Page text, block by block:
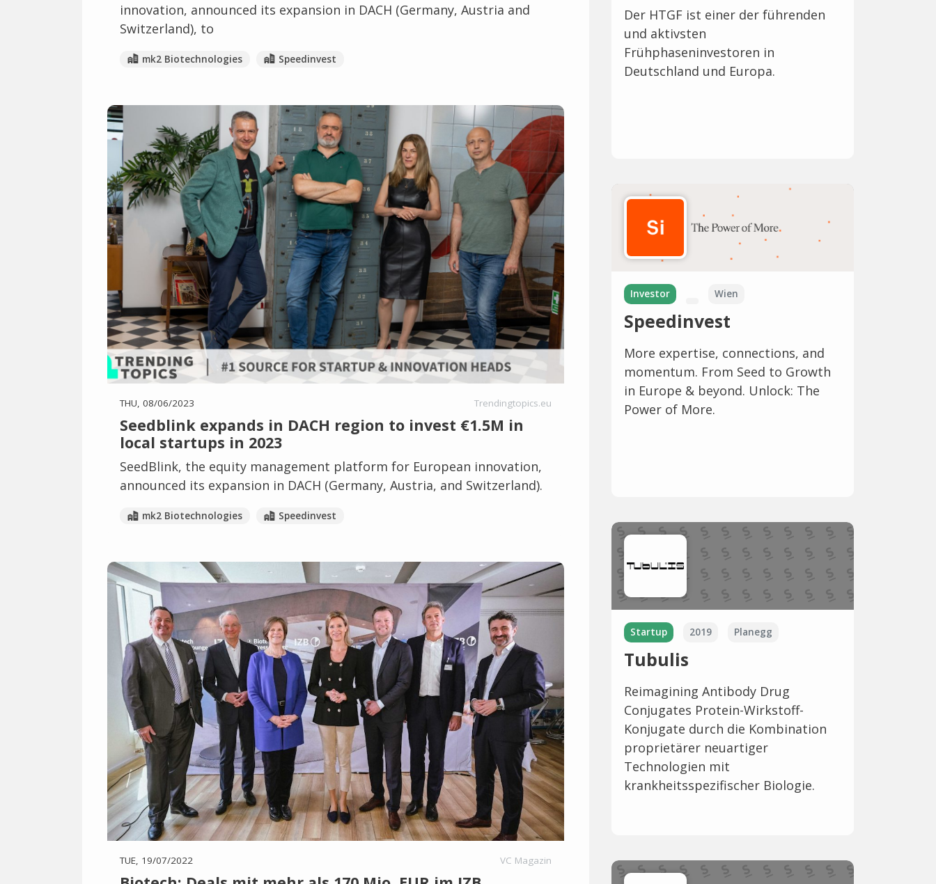
innovation, announced its expansion in DACH (Germany, Austria and
Switzerland), to
mk2 Biotechnologies Speedinvest
THU, 08/06/2023 Trendingtopics.eu
Seedblink expands in DACH region to invest €1.5M in
local startups in 2023
SeedBlink, the equity management platform for European innovation,
announced its expansion in DACH (Germany, Austria, and Switzerland).
mk2 Biotechnologies Speedinvest
TUE, 19/07/2022 VC Magazin
Der HTGF ist einer der führenden
und aktivsten
Frühphaseninvestoren in
Deutschland und Europa.
Investor Wien
Speedinvest
More expertise, connections, and
momentum. From Seed to Growth
in Europe & beyond. Unlock: The
Power of More.
Startup 2019 Planegg
Tubulis
Reimagining Antibody Drug
Conjugates Protein-Wirkstoff-
Konjugate durch die Kombination
proprietärer neuartiger
Technologien mit
krankheitsspezifischer Biologie.